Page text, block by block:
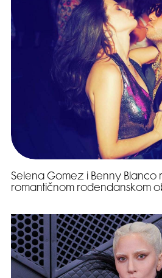
Selena Gomez i Benny Blanco
romantičnom rođendanskom